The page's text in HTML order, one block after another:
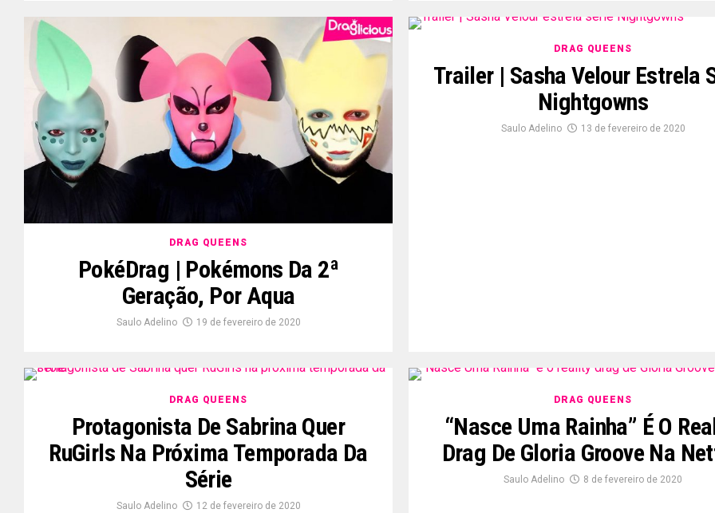
DRAG QUEENS
PokéDrag | Pokémons Da 2ª
Geração, Por Aqua
Saulo Adelino 19 de fevereiro de 2020
DRAG QUEENS
Trailer | Sasha Velour Estrela
Nightgowns
Saulo Adelino 13 de fevereiro de 2020
DRAG QUEENS
Protagonista De Sabrina Quer
RuGirls Na Próxima Temporada Da
Série
Saulo Adelino 12 de fevereiro de 2020
DRAG QUEENS
“Nasce Uma Rainha” É O
Drag De Gloria Groove Na
Saulo Adelino 8 de fevereiro de 2020